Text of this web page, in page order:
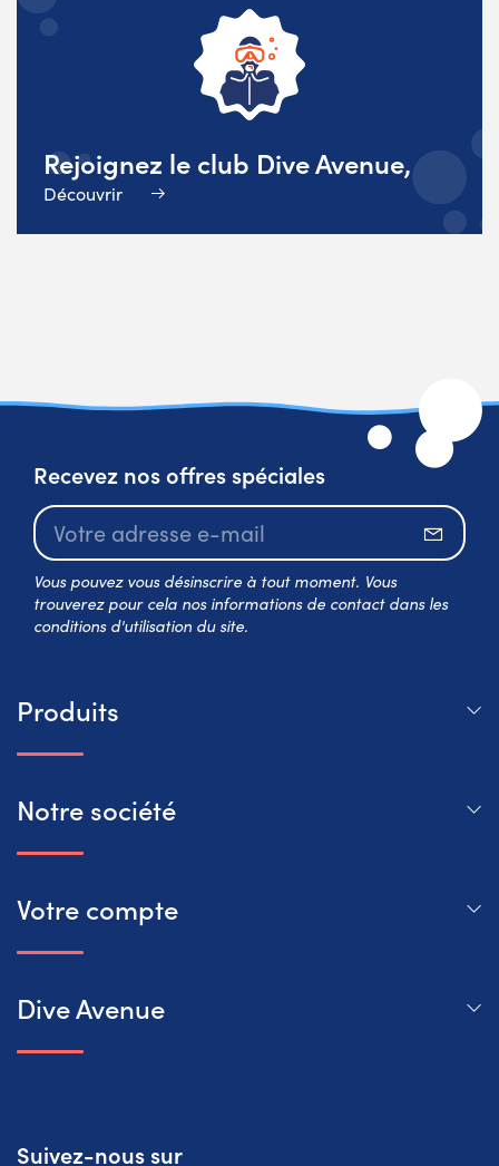
Rejoignez le club Dive Avenue,
Découvrir
Recevez nos offres spéciales
Vous pouvez vous désinscrire à tout moment. Vous
trouverez pour cela nos informations de contact dans les
conditions d'utilisation du site.
Produits
Notre société
Votre compte
Dive Avenue
Suivez-nous sur